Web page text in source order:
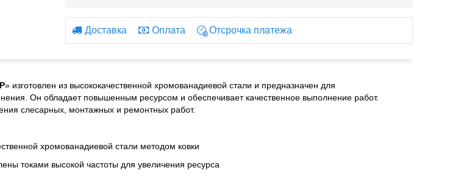
Доставка Оплата Отсрочка платежа
» изготовлен из высококачественной хромованадиевой стали и предназначен для
Он обладает повышенным ресурсом и обеспечивает качественное выполнение работ.
слесарных, монтажных и ремонтных работ.
хромованадиевой стали методом ковки
токами высокой частоты для увеличения ресурса